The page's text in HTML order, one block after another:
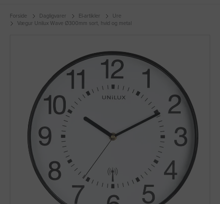
Forside Dagligvarer El-artikler
Ure
Vægur Unilux Wave Ø300mm sort, hvid og metal